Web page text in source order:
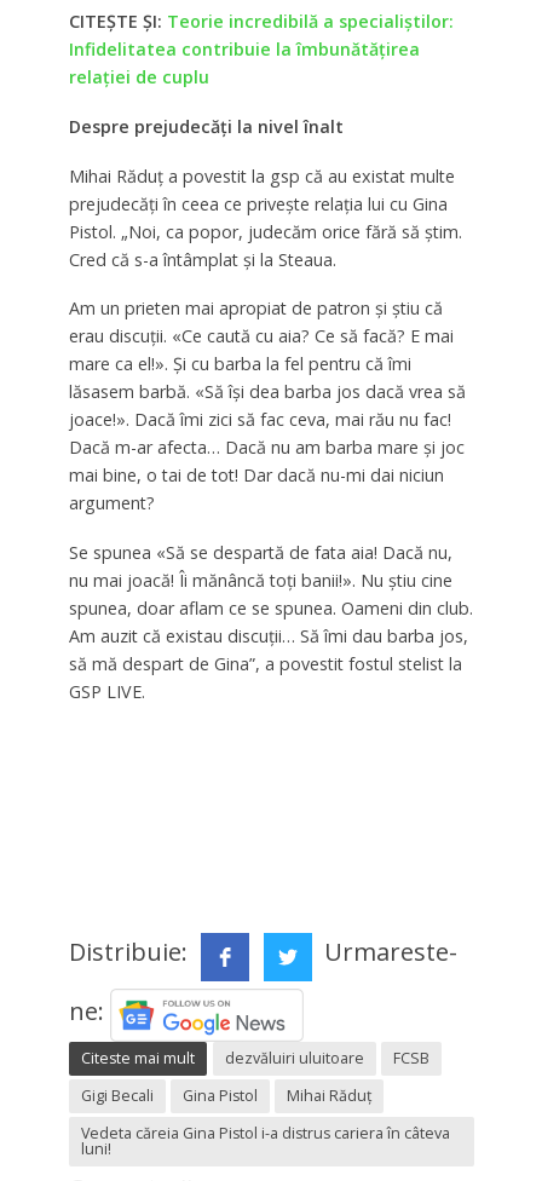
CITEȘTE ȘI: Teorie incredibilă a specialiştilor:
Infidelitatea contribuie la îmbunătăţirea
relaţiei de cuplu
Despre prejudecăți la nivel înalt
Mihai Răduț a povestit la gsp că au existat multe
prejudecăți în ceea ce privește relația lui cu Gina
Pistol. „Noi, ca popor, judecăm orice fără să știm.
Cred că s-a întâmplat și la Steaua.
Am un prieten mai apropiat de patron și știu că
erau discuții. «Ce caută cu aia? Ce să facă? E mai
mare ca el!». Și cu barba la fel pentru că îmi
lăsasem barbă. «Să își dea barba jos dacă vrea să
joace!». Dacă îmi zici să fac ceva, mai rău nu fac!
Dacă m-ar afecta… Dacă nu am barba mare și joc
mai bine, o tai de tot! Dar dacă nu-mi dai niciun
argument?
Se spunea «Să se despartă de fata aia! Dacă nu,
nu mai joacă! Îi mănâncă toți banii!». Nu știu cine
spunea, doar aflam ce se spunea. Oameni din club.
Am auzit că existau discuții… Să îmi dau barba jos,
să mă despart de Gina”, a povestit fostul stelist la
GSP LIVE.
Distribuie:
Urmareste-
ne:
Citeste mai mult dezvăluiri uluitoare
FCSB
Gigi Becali
Gina Pistol
Mihai Răduț
Vedeta căreia Gina Pistol i-a distrus cariera în câteva
luni!